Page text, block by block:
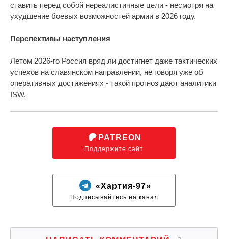
ставить перед собой нереалистичные цели - несмотря на
ухудшение боевых возможностей армии в 2026 году.
Перспективы наступления
Летом 2026-го Россия вряд ли достигнет даже тактических
успехов на славянском направлении, не говоря уже об
оперативных достижениях - такой прогноз дают аналитики
ISW.
PATREON
Поддержите сайт
«Хартия-97»
Подписывайтесь на канал